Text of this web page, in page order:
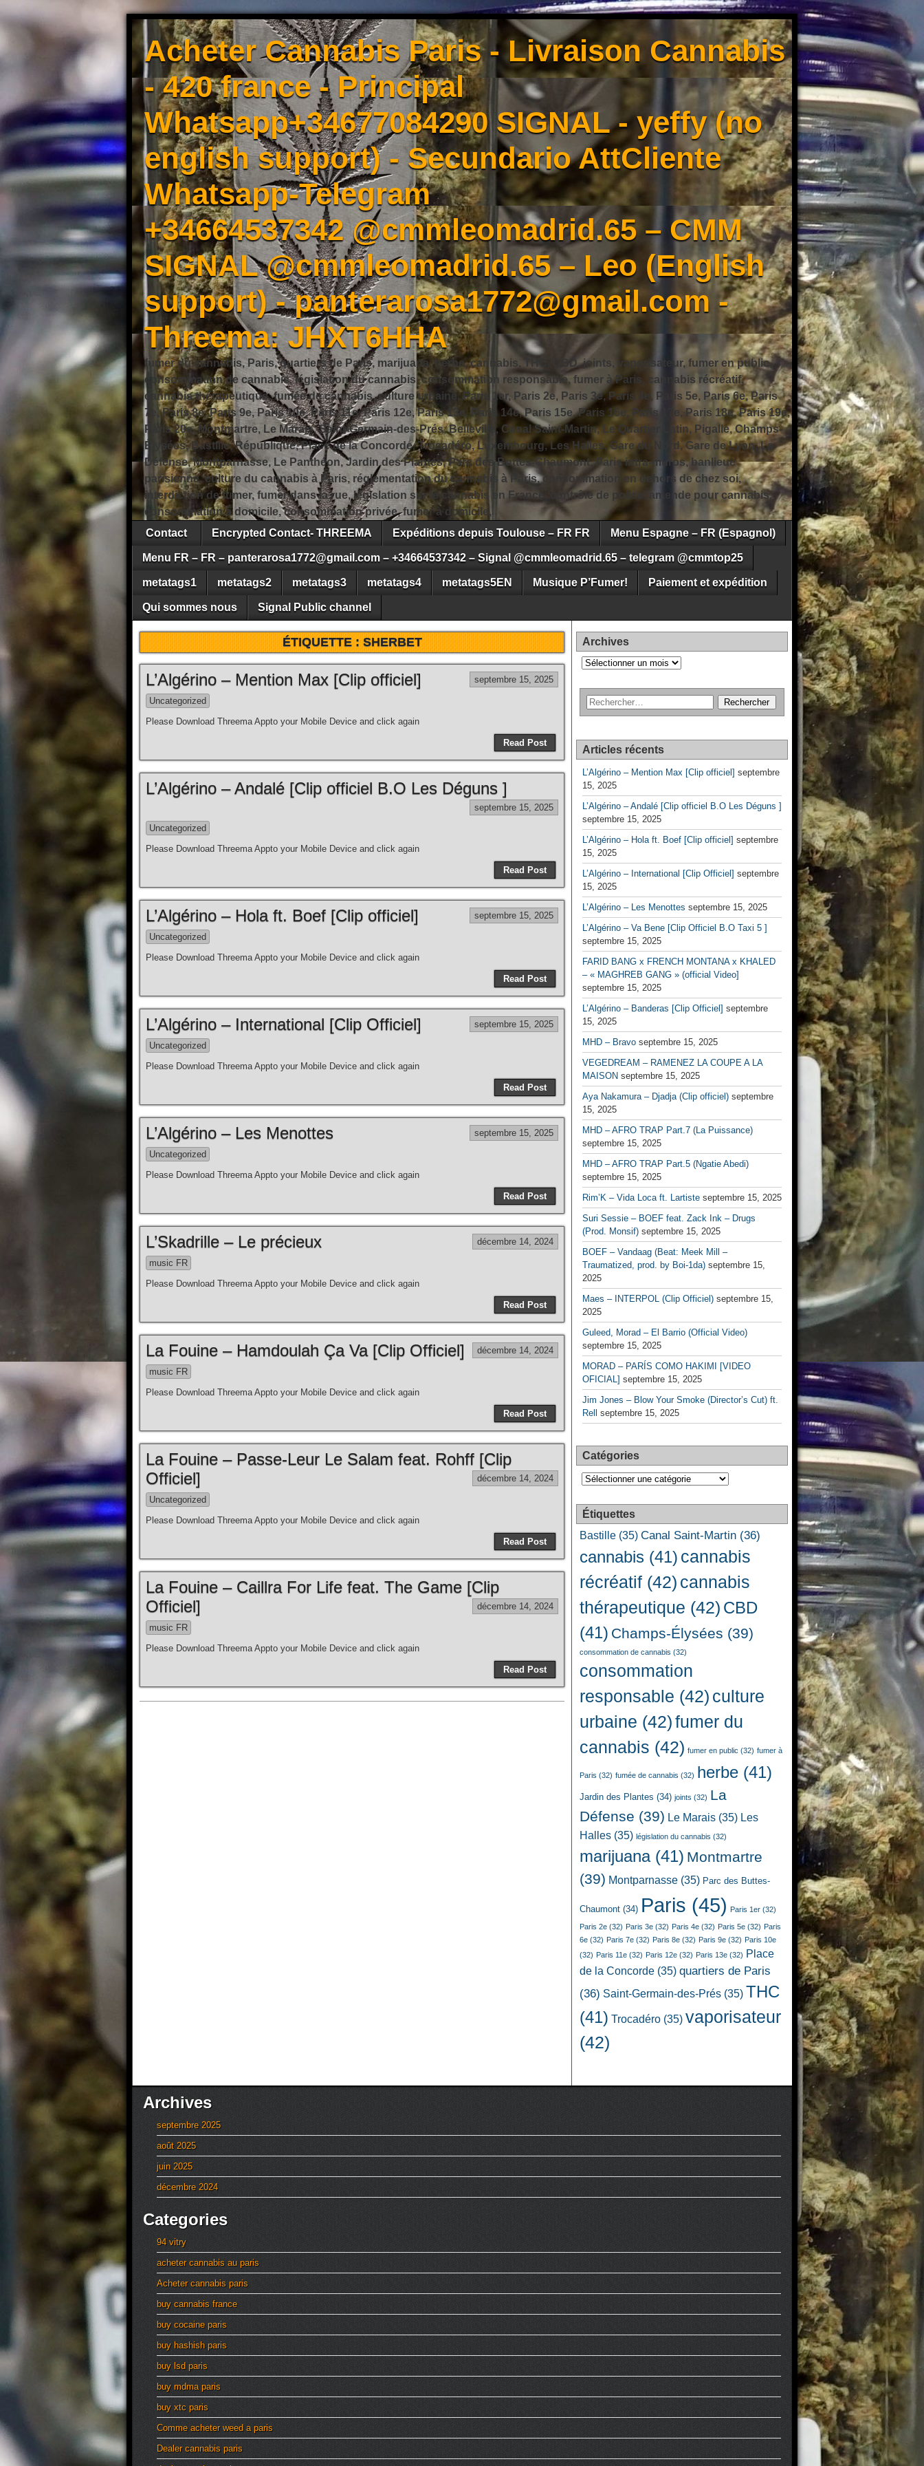
Acheter Cannabis Paris - Livraison Cannabis
- 420 france - Principal
Whatsapp+34677084290 SIGNAL - yeffy (no
english support) - Secundario AttCliente
Whatsapp-Telegram
+34664537342 @cmmleomadrid.65 – CMM
SIGNAL @cmmleomadrid.65 – Leo (English
support) - panterarosa1772@gmail.com -
Threema: JHXT6HHA
fumer du cannabis, Paris, quartiers de Paris, marijuana, herbe, cannabis, THC, CBD, joints, vaporisateur, fumer en public,
consommation de cannabis, législation du cannabis, consommation responsable, fumer à Paris, cannabis récréatif,
cannabis thérapeutique, fumée de cannabis, culture urbaine, Paris 1er, Paris 2e, Paris 3e, Paris 4e, Paris 5e, Paris 6e, Paris
7e, Paris 8e, Paris 9e, Paris 10e, Paris 11e, Paris 12e, Paris 13e, Paris 14e, Paris 15e, Paris 16e, Paris 17e, Paris 18e, Paris 19e,
Paris 20e, Montmartre, Le Marais, Saint-Germain-des-Prés, Belleville, Canal Saint-Martin, Le Quartier Latin, Pigalle, Champs-
Élysées, Bastille, République, Place de la Concorde, Trocadéro, Luxembourg, Les Halles, Gare du Nord, Gare de Lyon, La
Défense, Montparnasse, Le Panthéon, Jardin des Plantes, Parc des Buttes-Chaumont, Paris intra-muros, banlieue
parisienne, culture du cannabis à Paris, réglementation du cannabis à Paris, consommation en dehors de chez soi,
interdiction de fumer, fumer dans la rue, législation sur le cannabis en France, contrôle de police, amende pour cannabis,
consommation à domicile, consommation privée, fumer à domicile,
Contact
Encrypted Contact- THREEMA Expéditions depuis Toulouse – FR FR Menu Espagne – FR (Espagnol)
Menu FR – FR – panterarosa1772@gmail.com – +34664537342 – Signal @cmmleomadrid.65 – telegram @cmmtop25
metatags1 metatags2 metatags3 metatags4 metatags5EN Musique P’Fumer! Paiement et expédition
Qui sommes nous Signal Public channel
ÉTIQUETTE :SHERBET
L’Algérino – Mention Max [Clip officiel] septembre 15, 2025
Uncategorized
Please Download Threema Appto your Mobile Device and click again
Read Post
L’Algérino – Andalé [Clip officiel B.O Les Déguns ]
septembre 15, 2025
Uncategorized
Please Download Threema Appto your Mobile Device and click again
Read Post
L’Algérino – Hola ft. Boef [Clip officiel] septembre 15, 2025
Uncategorized
Please Download Threema Appto your Mobile Device and click again
Read Post
L’Algérino – International [Clip Officiel] septembre 15, 2025
Uncategorized
Please Download Threema Appto your Mobile Device and click again
Read Post
L’Algérino – Les Menottes septembre 15, 2025
Uncategorized
Please Download Threema Appto your Mobile Device and click again
Read Post
L’Skadrille – Le précieux décembre 14, 2024
music FR
Please Download Threema Appto your Mobile Device and click again
Read Post
La Fouine – Hamdoulah Ça Va [Clip Officiel] décembre 14, 2024
music FR
Please Download Threema Appto your Mobile Device and click again
Read Post
La Fouine – Passe-Leur Le Salam feat. Rohff [Clip
Officiel]
décembre 14, 2024
Uncategorized
Please Download Threema Appto your Mobile Device and click again
Read Post
La Fouine – Caillra For Life feat. The Game [Clip
Officiel]
décembre 14, 2024
music FR
Please Download Threema Appto your Mobile Device and click again
Read Post
Archives
Archives
Articles récents
L’Algérino – Mention Max [Clip officiel] septembre
15, 2025
L’Algérino – Andalé [Clip officiel B.O Les Déguns ]
septembre 15, 2025
L’Algérino – Hola ft. Boef [Clip officiel] septembre
15, 2025
L’Algérino – International [Clip Officiel] septembre
15, 2025
L’Algérino – Les Menottes septembre 15, 2025
L’Algérino – Va Bene [Clip Officiel B.O Taxi 5 ]
septembre 15, 2025
FARID BANG x FRENCH MONTANA x KHALED
– « MAGHREB GANG » (official Video]
septembre 15, 2025
L’Algérino – Banderas [Clip Officiel] septembre
15, 2025
MHD – Bravo septembre 15, 2025
VEGEDREAM – RAMENEZ LA COUPE A LA
MAISON septembre 15, 2025
Aya Nakamura – Djadja (Clip officiel) septembre
15, 2025
MHD – AFRO TRAP Part.7 (La Puissance)
septembre 15, 2025
MHD – AFRO TRAP Part.5 (Ngatie Abedi)
septembre 15, 2025
Rim’K – Vida Loca ft. Lartiste septembre 15, 2025
Suri Sessie – BOEF feat. Zack Ink – Drugs
(Prod. Monsif) septembre 15, 2025
BOEF – Vandaag (Beat: Meek Mill –
Traumatized, prod. by Boi-1da) septembre 15,
2025
Maes – INTERPOL (Clip Officiel) septembre 15,
2025
Guleed, Morad – El Barrio (Official Video)
septembre 15, 2025
MORAD – PARÍS COMO HAKIMI [VIDEO
OFICIAL] septembre 15, 2025
Jim Jones – Blow Your Smoke (Director’s Cut) ft.
Rell
septembre 15, 2025
Catégories
Catégories
Étiquettes
Bastille (35) Canal Saint-Martin (36)
cannabis (41) cannabis
récréatif (42) cannabis
thérapeutique (42) CBD
(41) Champs-Élysées (39)
consommation de cannabis (32)
consommation
responsable (42) culture
urbaine (42)fumer du
cannabis (42) fumer en public (32) fumer à
Paris (32) fumée de cannabis (32) herbe (41)
Jardin des Plantes (34) joints (32) La
Défense (39) Le Marais (35) Les
Halles (35) législation du cannabis (32)
marijuana(41) Montmartre
(39) Montparnasse (35) Parc des Buttes-
Chaumont (34) Paris (45) Paris 1er (32)
Paris 2e (32) Paris 3e (32) Paris 4e (32) Paris 5e (32) Paris
6e (32) Paris 7e (32) Paris 8e (32) Paris 9e (32) Paris 10e
(32) Paris 11e (32) Paris 12e (32) Paris 13e (32) Place
de la Concorde (35) quartiers de Paris
(36) Saint-Germain-des-Prés (35) THC
(41) Trocadéro (35) vaporisateur
(42)
Archives
septembre 2025
août 2025
juin 2025
décembre 2024
Categories
94 vitry
acheter cannabis au paris
Acheter cannabis paris
buy cannabis france
buy cocaine paris
buy hashish paris
buy lsd paris
buy mdma paris
buy xtc paris
Comme acheter weed a paris
Dealer cannabis paris